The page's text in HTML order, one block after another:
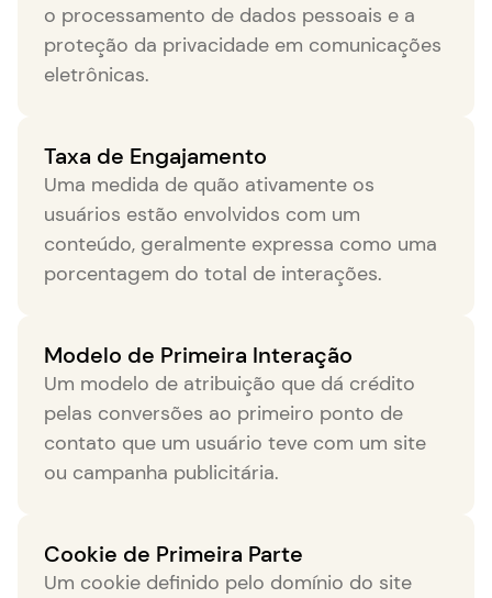
o processamento de dados pessoais e a
proteção da privacidade em comunicações
eletrônicas.
Taxa de Engajamento
Uma medida de quão ativamente os
usuários estão envolvidos com um
conteúdo, geralmente expressa como uma
porcentagem do total de interações.
Modelo de Primeira Interação
Um modelo de atribuição que dá crédito
pelas conversões ao primeiro ponto de
contato que um usuário teve com um site
ou campanha publicitária.
Cookie de Primeira Parte
Um cookie definido pelo domínio do site